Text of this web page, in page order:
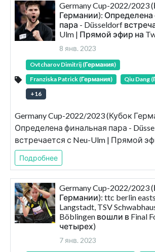
Germany Cup-2022/2023
Германии): Определена
пара - Düsseldorf
Ulm | Прямой эфир на
8 янв. 2023
Ovtcharov Dimitrij (Германия)
Franziska Patrick (Германия)
Qiu Dang
+16
Germany Cup-2022/2023 (Кубок
Определена финальная пара -
встречается с Neu-Ulm | Прямой
Подробнее
Germany Cup-2022/2023
Германии): ttc berlin
Langstadt, TSV
Böblingen вошли в Final
четырех)
7 янв. 2023